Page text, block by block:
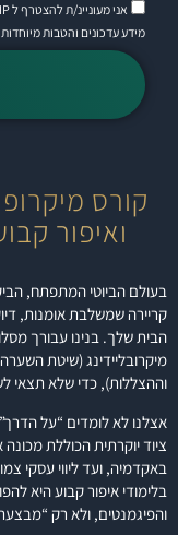
מידע עדכונים והטבות
קורס
ואיפור
בעולם הביוטי המתפתח,
קריירה שמשלבת אומנות,
הבית שלך. בנינו עבורך
מיקרובליידינג (שיטת
וההצללות), כדי שלא תצאי
אצלנו לא לומדים “על
ציוד יוקרתית הכוללת
באקדמיה, ועד ליווי עסקי
בלימודי איפור קבוע היא
והפיגמנטים, ולא רק